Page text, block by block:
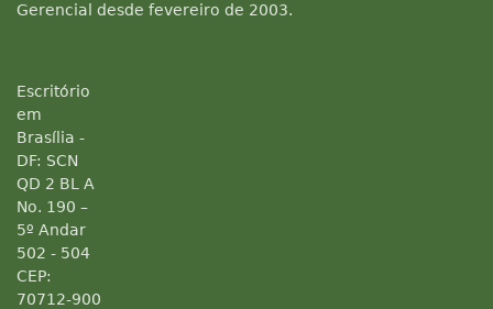
Gerencial desde fevereiro de 2003.
Escritório
em
Brasília -
DF: SCN
QD 2 BL A
No. 190 –
5º Andar
502 - 504
CEP:
70712-900